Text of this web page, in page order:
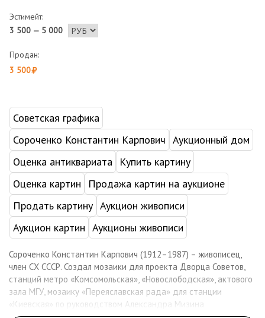
Эстимейт:
3 500 — 5 000
Продан:
3 500
Советская графика
Сороченко Константин Карпович Аукционный дом
Оценка антиквариата
Купить картину
Оценка картин
Продажа картин на аукционе
Продать картину Аукцион живописи
Аукцион картин Аукционы живописи
Сороченко Константин Карпович (1912–1987) – живописец,
член СХ СССР. Создал мозаики для проекта Дворца Советов,
станций метро «Комсомольская», «Новослободская», актового
зала МГУ, мозаику «Переяславская рада» для станции
«Киевская» по руководством Александра Мизина